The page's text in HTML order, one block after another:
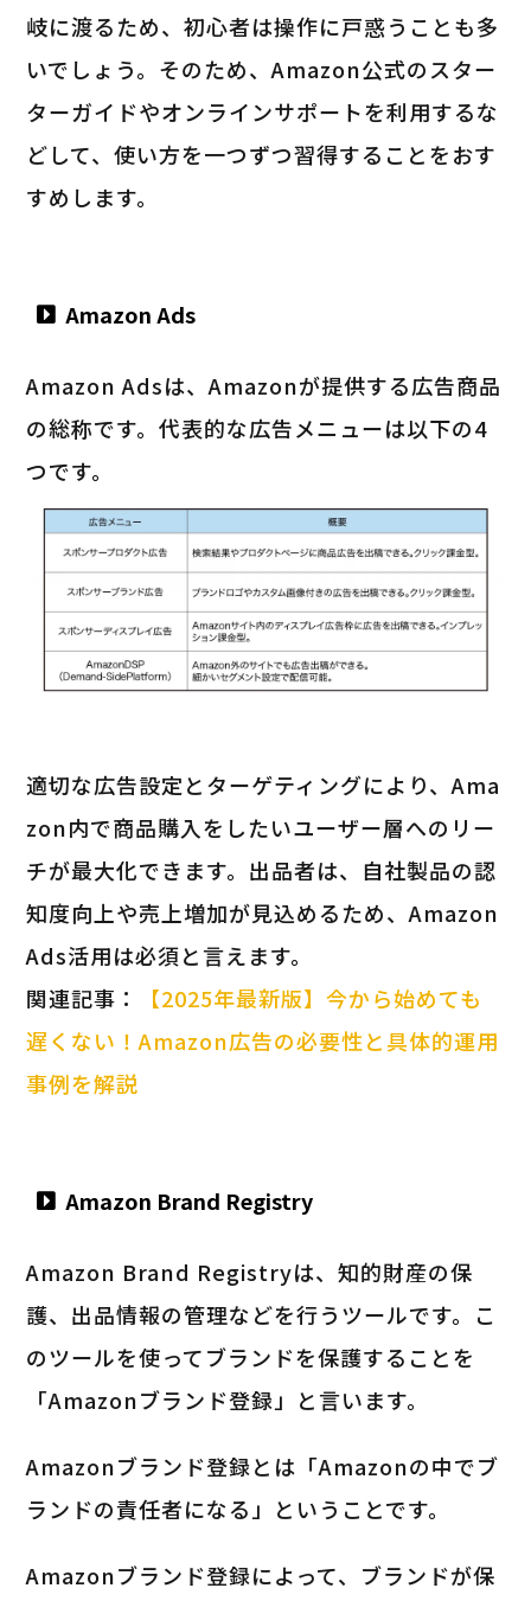
岐に渡るため、初心者は操作に戸惑うことも多
いでしょう。そのため、Amazon公式のスター
ターガイドやオンラインサポートを利用するな
どして、使い方を一つずつ習得することをおす
すめします。
Amazon Ads
Amazon Adsは、Amazonが提供する広告商品
の総称です。代表的な広告メニューは以下の4
つです。
適切な広告設定とターゲティングにより、Ama
zon内で商品購入をしたいユーザー層へのリー
チが最大化できます。出品者は、自社製品の認
知度向上や売上増加が見込めるため、Amazon
Ads活用は必須と言えます。
関連記事：
【2025年最新版】今から始めても
遅くない！Amazon広告の必要性と具体的運用
事例を解説
Amazon Brand Registry
Amazon Brand Registryは、知的財産の保
護、出品情報の管理などを行うツールです。こ
のツールを使ってブランドを保護することを
「Amazonブランド登録」と言います。
Amazonブランド登録とは「Amazonの中でブ
ランドの責任者になる」ということです。
Amazonブランド登録によって、ブランドが保